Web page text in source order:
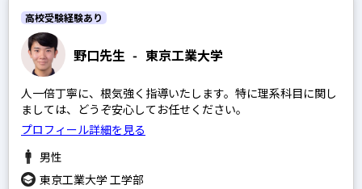
桜蔭高等学校
女子学院高等学校
筑波大学附属駒場高等学校
渋谷教育学園幕張高等学校
灘高等学校
野口先生 - 東京工業大学
高校受験経験あり
人一倍丁寧に、根気強く指導いたします。特に理系科目に関し
ましては、どうぞ安心してお任せください。
プロフィール詳細を見る
男性
東京工業大学 工学部
選択する